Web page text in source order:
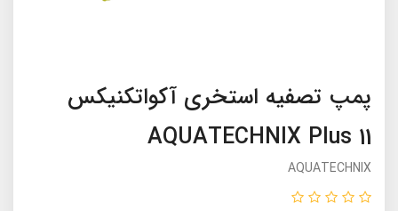
پمپ تصفیه استخری آکواتکنیکس
AQUATECHNIX Plus 11
AQUATECHNIX